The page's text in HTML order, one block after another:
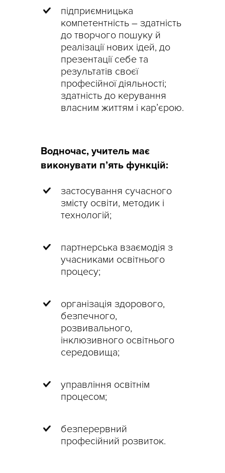
підприємницька
компетентність – здатність
до творчого пошуку й
реалізації нових ідей, до
презентації себе та
результатів своєї
професійної діяльності;
здатність до керування
власним життям і кар’єрою.
Водночас, учитель має
виконувати п’ять функцій:
застосування сучасного
змісту освіти, методик і
технологій;
партнерська взаємодія з
учасниками освітнього
процесу;
організація здорового,
безпечного,
розвивального,
інклюзивного освітнього
середовища;
управління освітнім
процесом;
безперервний
професійний розвиток.